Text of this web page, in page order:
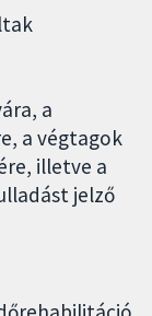
a
a végtagok
illetve a
jelző